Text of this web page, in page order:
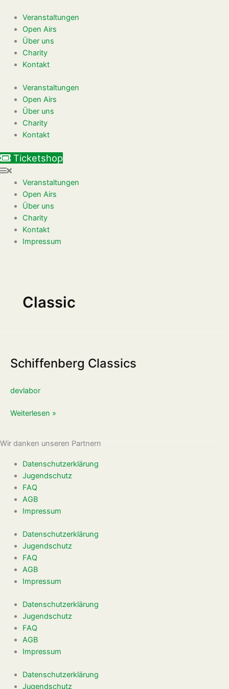
Inhalt
springen
Veranstaltungen
Open Airs
Über uns
Charity
Kontakt
Veranstaltungen
Open Airs
Über uns
Charity
Kontakt
Ticketshop
Veranstaltungen
Open Airs
Über uns
Charity
Kontakt
Impressum
Classic
Schiffenberg Classics
devlabor
Weiterlesen »
Wir danken unseren Partnern
Datenschutzerklärung
Jugendschutz
FAQ
AGB
Impressum
Datenschutzerklärung
Jugendschutz
FAQ
AGB
Impressum
Datenschutzerklärung
Jugendschutz
FAQ
AGB
Impressum
Datenschutzerklärung
Jugendschutz